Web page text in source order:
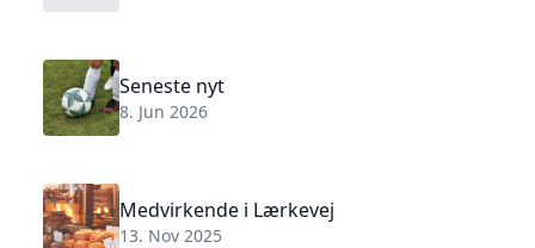
Seneste nyt
8. Jun 2026
Medvirkende i Lærkevej
13. Nov 2025